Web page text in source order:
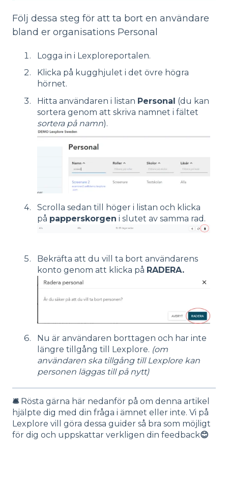
Följ dessa steg för att ta bort en användare
bland er organisations Personal
Logga in i Lexploreportalen.
Klicka på kugghjulet i det övre högra
hörnet.
Hitta användaren i listan Personal (du kan
sortera genom att skriva namnet i fältet
sortera på namn).
Scrolla sedan till höger i listan och klicka
på papperskorgen i slutet av samma rad.
Bekräfta att du vill ta bort användarens
konto genom att klicka på RADERA.
Nu är användaren borttagen och har inte
längre tillgång till Lexplore. (om
användaren ska tillgång till Lexplore kan
personen läggas till på nytt)
🛎️Rösta gärna här nedanför på om denna artikel
hjälpte dig med din fråga i ämnet eller inte. Vi på
Lexplore vill göra dessa guider så bra som möjligt
för dig och uppskattar verkligen din feedback😊